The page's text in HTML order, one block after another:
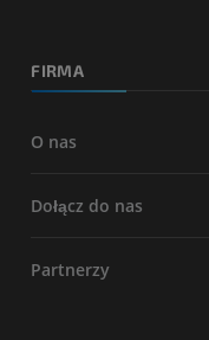
FIRMA
O nas
Dołącz do nas
Partnerzy